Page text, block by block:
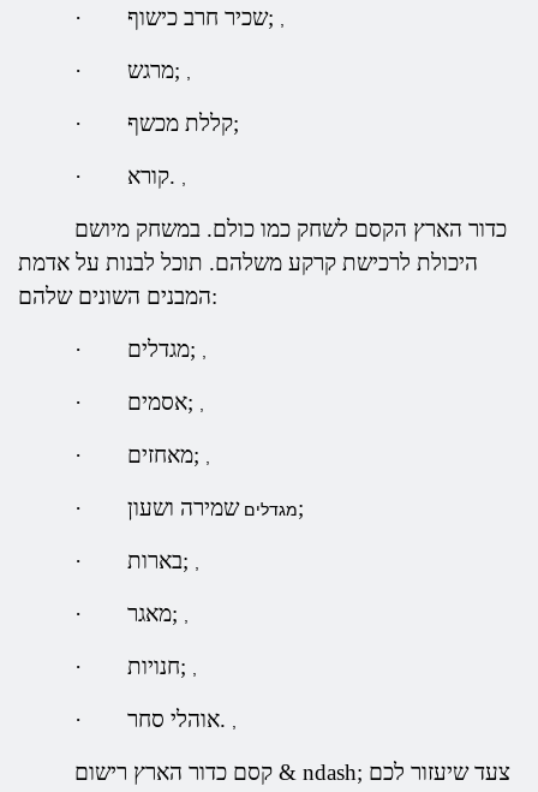
· שכיר חרב כישוף;
· מרגש;
· קללת מכשף;
· קורא.
כדור הארץ הקסם לשחק כמו כולם. במשחק מיושם
היכולת לרכישת קרקע משלהם. תוכל לבנות על אדמת
המבנים השונים שלהם:
· מגדלים;
· אסמים;
· מאחזים;
· מגדליםשמירה ושעון;
· בארות;
· מאגר;
· חנויות;
· אוהלי סחר.
קסם כדור הארץ רישום & ndash; צעד שיעזור לכם